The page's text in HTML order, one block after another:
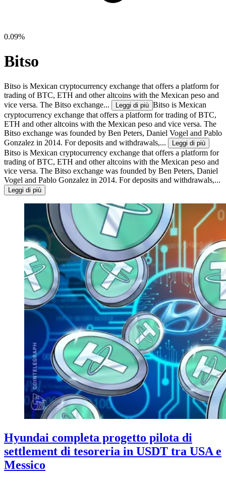
0.09%
Bitso
Bitso is Mexican cryptocurrency exchange that offers a platform for
trading of BTC, ETH and other altcoins with the Mexican peso and
vice versa. The Bitso exchange...
Leggi di più Bitso is Mexican
cryptocurrency exchange that offers a platform for trading of BTC,
ETH and other altcoins with the Mexican peso and vice versa. The
Bitso exchange was founded by Ben Peters, Daniel Vogel and Pablo
Gonzalez in 2014. For deposits and withdrawals,...
Leggi di più
Bitso is Mexican cryptocurrency exchange that offers a platform for
trading of BTC, ETH and other altcoins with the Mexican peso and
vice versa. The Bitso exchange was founded by Ben Peters, Daniel
Vogel and Pablo Gonzalez in 2014. For deposits and withdrawals,...
Leggi di più
Hyundai completa progetto pilota di
settlement di tesoreria in USDT tra USA e
Messico